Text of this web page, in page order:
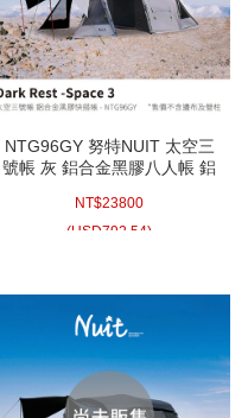
NTG96GY 努特NUIT 太空三
號帳 灰 鋁合金黑膠八人帳 鋁
家庭帳篷 努特帳
NT$23800
(USD792.54)